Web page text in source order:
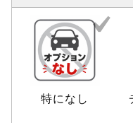
特になし